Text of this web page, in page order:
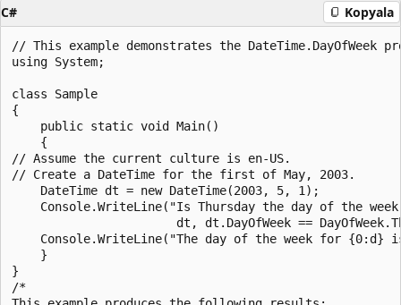
C# Kopyala
// This example demonstrates the DateTime.DayOfWeek
using System;
class Sample
{
    public static void Main()
    {
// Assume the current culture is en-US.
// Create a DateTime for the first of May, 2003.
    DateTime dt = new DateTime(2003, 5, 1);
Console.WriteLine("Is Thursday the day of the
dt, dt.DayOfWeek ==
Console.WriteLine("The day of the week for {0:d}
    }
}
/*